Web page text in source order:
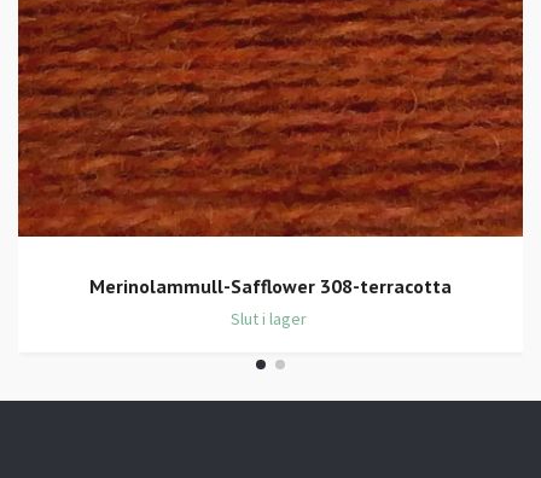
Merinolammull-Safflower 308-terracotta
Slut i lager